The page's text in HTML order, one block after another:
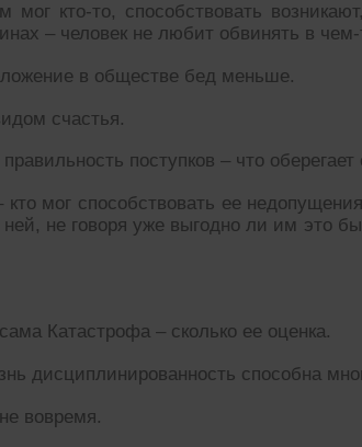
кто-то, способствовать
– человек не любит обвинять в чем-
в обществе бед меньше.
счастья.
поступков – что оберегает
мог способствовать ее
не говоря уже выгодно ли им это
Катастрофа – сколько ее оценка.
дисциплинированность способна
вовремя.